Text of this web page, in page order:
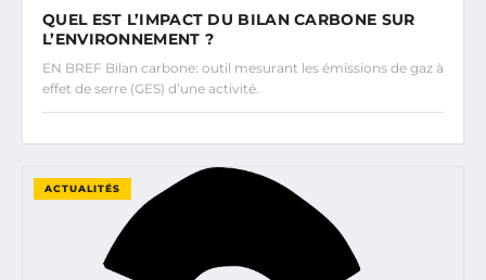
QUEL EST L’IMPACT DU BILAN CARBONE SUR
L’ENVIRONNEMENT ?
EN BREF Bilan carbone: outil mesurant les émissions de gaz à
effet de serre (GES) d’une activité.
ACTUALITÉS